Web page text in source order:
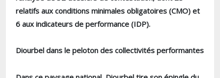
relatifs aux conditions minimales obligatoires (CMO) et
6 aux indicateurs de performance (IDP).
Diourbel dans le peloton des collectivités performantes